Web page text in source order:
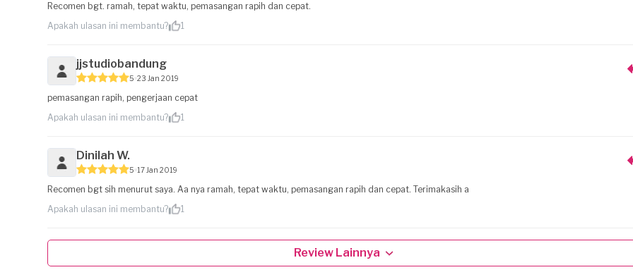
Recomen bgt. ramah, tepat waktu, pemasangan rapih dan cepat.
Apakah ulasan ini membantu?
1
jjstudiobandung
5 23 Jan 2019
pemasangan rapih, pengerjaan cepat
Apakah ulasan ini membantu?
1
Dinilah W.
5 17 Jan 2019
Recomen bgt sih menurut saya. Aa nya ramah, tepat waktu, pemasangan rapih dan cepat. Terimakasih a
Apakah ulasan ini membantu?
1
Review Lainnya